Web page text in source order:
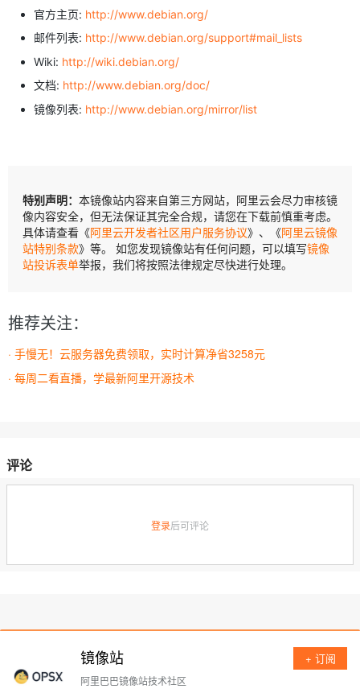
官方主页: http://www.debian.org/
邮件列表: http://www.debian.org/support#mail_lists
Wiki: http://wiki.debian.org/
文档: http://www.debian.org/doc/
镜像列表: http://www.debian.org/mirror/list
特别声明： 本镜像站内容来自第三方网站，阿里云会尽力审核镜
像内容安全，但无法保证其完全合规，请您在下载前慎重考虑。
具体请查看《阿里云开发者社区用户服务协议》、《阿里云镜像
站特别条款》等。 如您发现镜像站有任何问题，可以填写镜像
站投诉表单举报，我们将按照法律规定尽快进行处理。
推荐关注：
· 手慢无！云服务器免费领取，实时计算净省3258元
· 每周二看直播，学最新阿里开源技术
评论
登录后可评论
镜像站 + 订阅
阿里巴巴镜像站技术社区